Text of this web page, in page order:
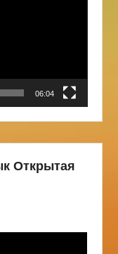
06:04
Открытая